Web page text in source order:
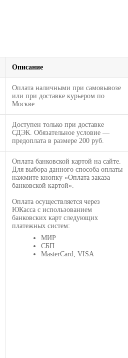
Описание
Оплата наличными при самовывозе
или при доставке курьером по
Москве.
Доступен только при доставке
СДЭК. Обязательное условие —
предоплата в размере 200 руб.
Оплата банковской картой на сайте.
Для выбора данного способа оплаты
нажмите кнопку «Оплата заказа
банковской картой».
Оплата осуществляется через
ЮКасса с использованием
банковских карт следующих
платежных систем:
МИР
СБП
MasterCard, VISA